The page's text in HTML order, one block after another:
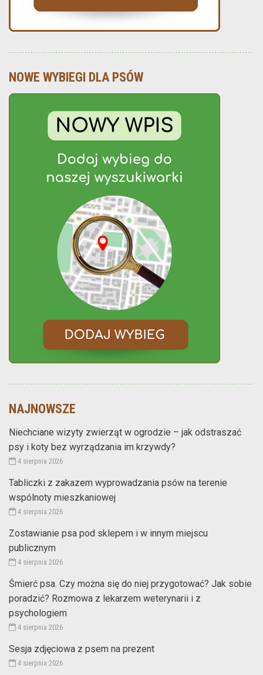
NOWE WYBIEGI DLA PSÓW
NAJNOWSZE
Niechciane wizyty zwierząt w ogrodzie – jak odstraszać
psy i koty bez wyrządzania im krzywdy?
4 sierpnia 2026
Tabliczki z zakazem wyprowadzania psów na terenie
wspólnoty mieszkaniowej
4 sierpnia 2026
Zostawianie psa pod sklepem i w innym miejscu
publicznym
4 sierpnia 2026
Śmierć psa. Czy można się do niej przygotować? Jak sobie
poradzić? Rozmowa z lekarzem weterynarii i z
psychologiem
4 sierpnia 2026
Sesja zdjęciowa z psem na prezent
4 sierpnia 2026